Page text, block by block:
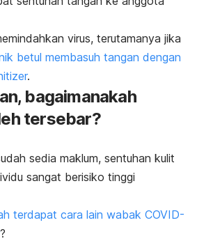
virus, terutamanya jika
betul membasuh tangan dengan
.
bagaimanakah
tersebar?
sedia maklum, sentuhan kulit
sangat berisiko tinggi
terdapat cara lain wabak COVID-
?